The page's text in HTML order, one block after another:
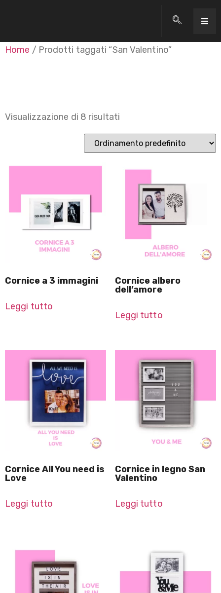
Home / Prodotti taggati “San Valentino”
Visualizzazione di 8 risultati
Cornice a 3 immagini
Leggi tutto
Cornice albero
dell’amore
Leggi tutto
Cornice All You need is
Love
Leggi tutto
Cornice in legno San
Valentino
Leggi tutto